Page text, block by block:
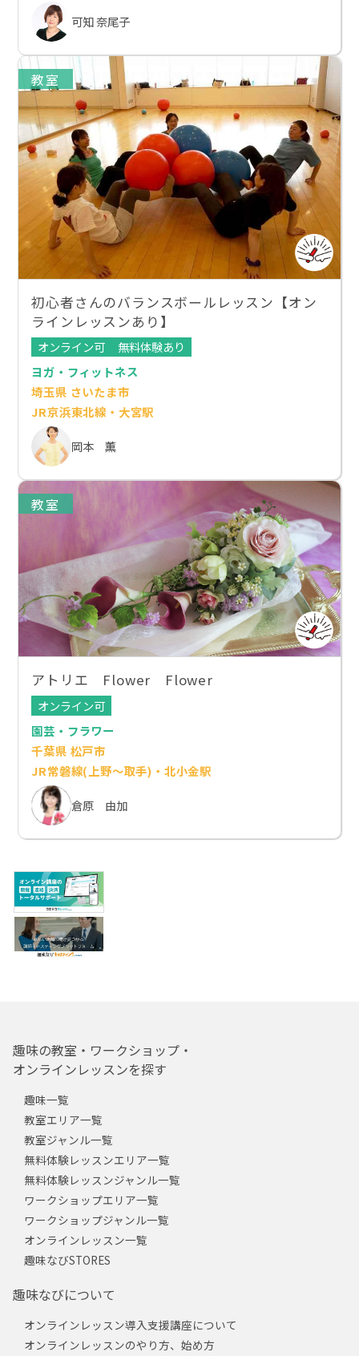
可知 奈尾子
教室
初心者さんのバランスボールレッスン【オン
ラインレッスンあり】
オンライン可
無料体験あり
ヨガ・フィットネス
埼玉県 さいたま市
JR京浜東北線・大宮駅
岡本 薫
教室
アトリエ Flower Flower
オンライン可
園芸・フラワー
千葉県 松戸市
JR常磐線(上野～取手)・北小金駅
倉原 由加
趣味の教室・ワークショップ・
オンラインレッスンを探す
趣味一覧
教室エリア一覧
教室ジャンル一覧
無料体験レッスンエリア一覧
無料体験レッスンジャンル一覧
ワークショップエリア一覧
ワークショップジャンル一覧
オンラインレッスン一覧
趣味なびSTORES
趣味なびについて
オンラインレッスン導入支援講座について
オンラインレッスンのやり方、始め方